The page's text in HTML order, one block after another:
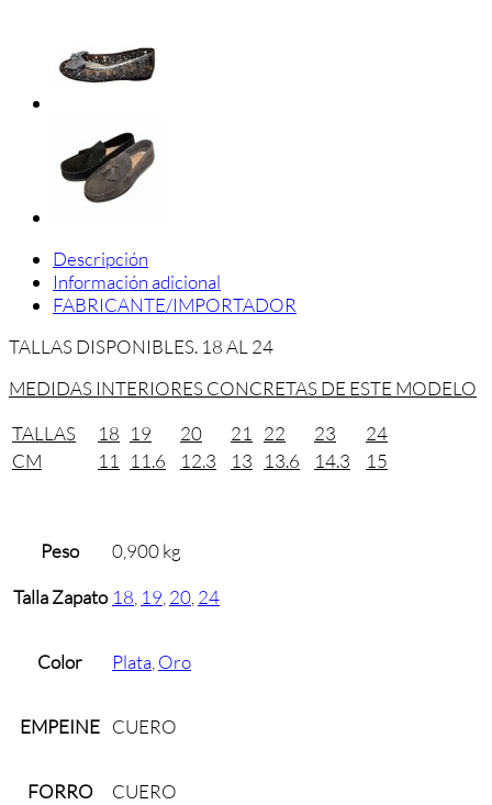
Descripción
Información adicional
FABRICANTE/IMPORTADOR
TALLAS DISPONIBLES. 18 AL 24
MEDIDAS INTERIORES CONCRETAS DE ESTE MODELO
TALLAS
18 19 20 21 22 23
24
CM
11 11.6 12.3 13 13.6 14.3 15
Peso
0,900 kg
Talla Zapato 18, 19,20,24
Color Plata,Oro
EMPEINE CUERO
FORRO CUERO